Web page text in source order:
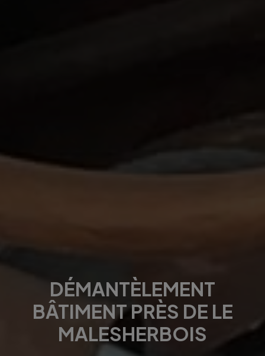
DÉMANTÈLEMENT
BÂTIMENT PRÈS DE LE
MALESHERBOIS